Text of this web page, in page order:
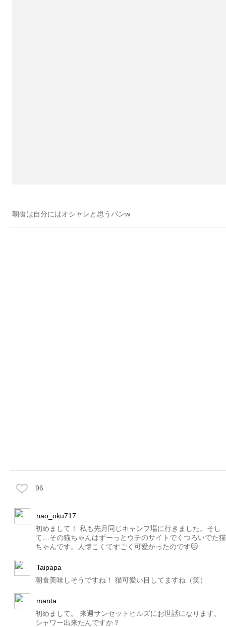
朝食は自分にはオシャレと思うパンw
96
nao_oku717
初めまして！ 私も先月同じキャンプ場に行きました。そし
て…その猫ちゃんはずーっとウチのサイトでくつろいでた猫
ちゃんです。人懐こくてすごく可愛かったのです🐱
Taipapa
朝食美味しそうですね！ 猫可愛い目してますね（笑）
manta
初めまして。 来週サンセットヒルズにお世話になります。
シャワー出来たんですか？